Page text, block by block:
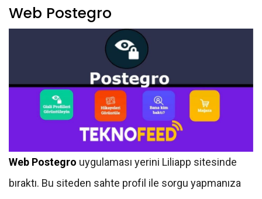
Web Postegro
Web Postegro uygulaması yerini Liliapp sitesinde
bıraktı. Bu siteden sahte profil ile sorgu yapmanıza